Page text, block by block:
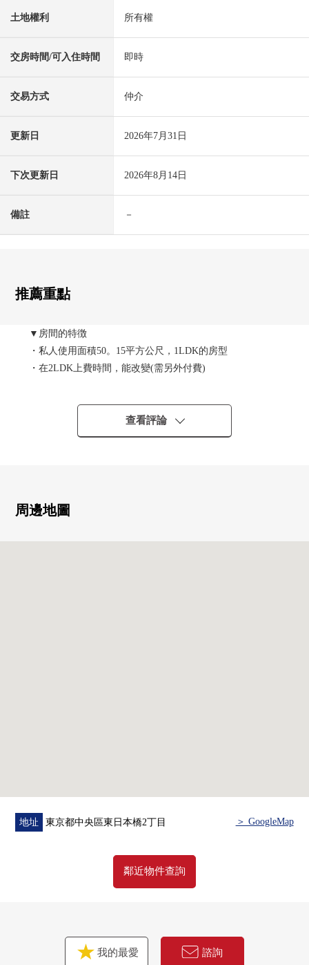
土地權利 所有權
交房時間/可入住時間 即時
交易方式 仲介
更新日 2026年7月31日
下次更新日 2026年8月14日
備註 －
推薦重點
▼房間的特徴
・私人使用面積50。15平方公尺，1LDK的房型
・在2LDK上費時間，能改變(需另外付費)
・會話興奮起來的開放式廚房
▼Mansion的特徴
・寵物飼養可(飼養有細則)
■ 在找想要的家方面給予幫助的━━━━━・・・
房屋的詳細、需討論是如感興趣,歡迎請隨時聯繫我們。
查看評論
周邊地圖
地址 東京都中央區東日本橋2丁目 ＞ GoogleMap
鄰近物件查詢
我的最愛 諮詢